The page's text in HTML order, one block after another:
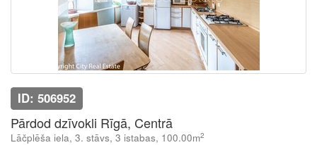
ID: 506952
Pārdod dzīvokli Rīgā, Centrā
Lāčplēša iela, 3. stāvs, 3 istabas, 100.00m2